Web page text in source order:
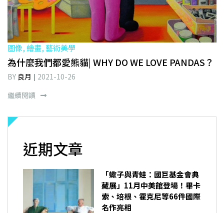
圖像, 繪畫, 藝術美學
為什麼我們都愛熊貓| WHY DO WE LOVE PANDAS？
BY 良月
2021-10-26
繼續閱讀
近期文章
「蠍子與青蛙：國巨基金會典
藏展」11月中美館登場！畢卡
索、培根、霍克尼等66件國際
名作亮相